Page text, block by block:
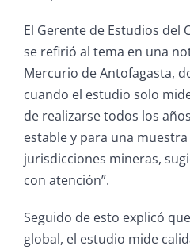
El Gerente de Estudios del
se refirió al tema en una
Mercurio de Antofagasta,
cuando el estudio solo
de realizarse todos los
estable y para una
jurisdicciones mineras,
con atención”.
Seguido de esto explicó
global, el estudio mide